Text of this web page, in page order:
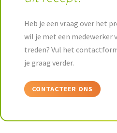
Heb je een vraag over het
wil je met een medewerker
treden? Vul het
je graag verder.
CONTACTEER ONS